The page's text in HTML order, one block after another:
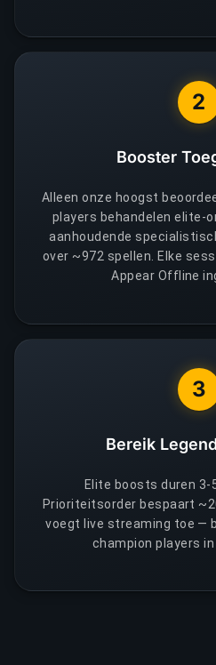
2
Booster
Alleen onze hoogst
players behandelen elite-
aanhoudende
over ~972 spellen. Elke
Appear Offline
3
Bereik
Elite boosts duren 3-
Prioriteitsorder bespaart
voegt live streaming toe —
champion players